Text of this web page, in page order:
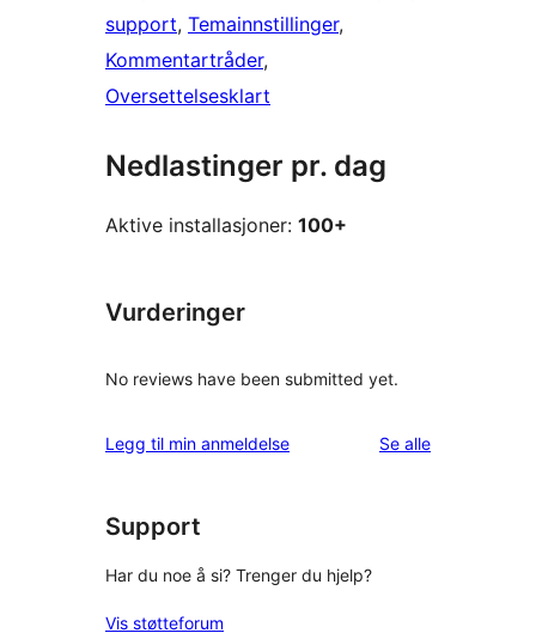
support, Temainnstillinger
Kommentartråder
Oversettelsesklart
Nedlastinger pr. dag
Aktive installasjoner: 100+
Vurderinger
No reviews have been submitted yet.
Legg til min anmeldelse Se alleomtalene
Support
Har du noe å si? Trenger du hjelp?
Vis støtteforum